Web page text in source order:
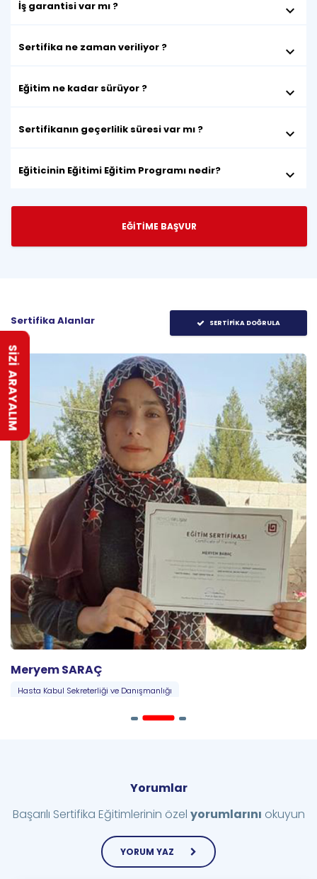
İş garantisi var mı ? keyboard_arrow_down
Sertifika ne zaman veriliyor ? keyboard_arrow_down
Eğitim ne kadar sürüyor ? keyboard_arrow_down
Sertifikanın geçerlilik süresi var mı ? keyboard_arrow_down
Eğiticinin Eğitimi Eğitim Programı nedir? keyboard_arrow_down
EĞİTİME BAŞVUR
Sertifika Alanlar SERTİFİKA DOĞRULA
Meryem SARAÇ
Hasta Kabul Sekreterliği ve Danışmanlığı
Yorumlar
Başarılı Sertifika Eğitimlerinin özel yorumlarını okuyun
YORUM YAZ
SİZİ ARAYALIM